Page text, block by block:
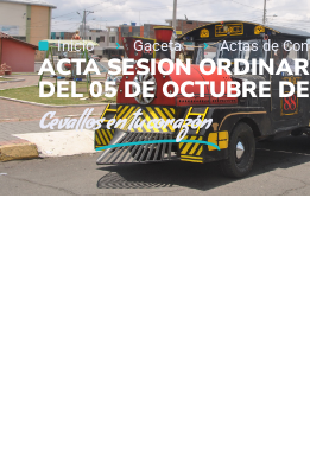
Inicio Gaceta Actas de
ACTA SESION
DEL 05 DE OCTUBRE
Cevallosen tu corazón